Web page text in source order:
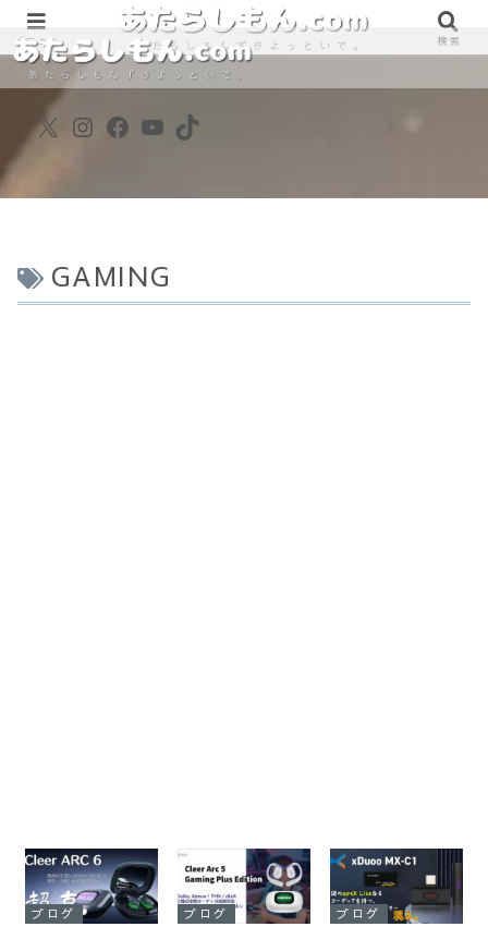
890861698 890861698
X Instagram
Facebook
YouTube
GAMING
ブログ ブログ ブログ
メニュー 検索